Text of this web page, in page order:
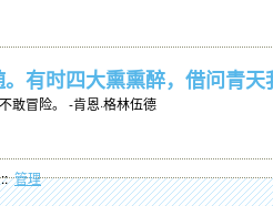
有时四大熏熏醉，借问青天
敢冒险。 -肯恩·格林伍德
管理